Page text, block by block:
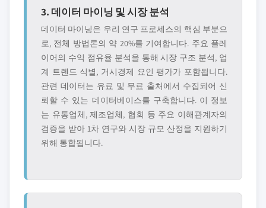
3. 데이터 마이닝 및 시장 분석
데이터 마이닝은 우리 연구 프로세스의 핵심 부분으
로, 전체 방법론의 약 20%를 기여합니다. 주요 플레
이어의 수익 점유율 분석을 통해 시장 구조 분석, 업
계 트렌드 식별, 거시경제 요인 평가가 포함됩니다.
관련 데이터는 유료 및 무료 출처에서 수집되어 신
뢰할 수 있는 데이터베이스를 구축합니다. 이 정보
는 유통업체, 제조업체, 협회 등 주요 이해관계자의
검증을 받아 1차 연구와 시장 규모 산정을 지원하기
위해 통합됩니다.